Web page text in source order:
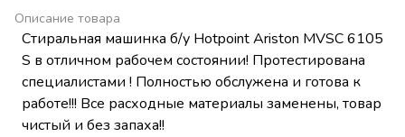
Описание товара
Стиральная машинка б/у Hotpoint Ariston MVSC 6105
S в отличном рабочем состоянии! Протестирована
специалистами ! Полностью обслужена и готова к
работе!!! Все расходные материалы заменены, товар
чистый и без запаха!!